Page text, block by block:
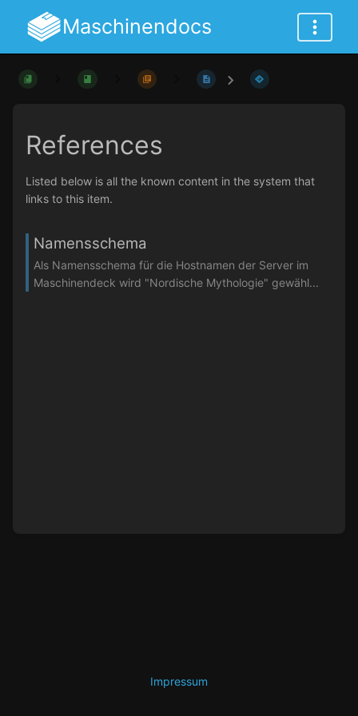
Maschinendocs
References
Listed below is all the known content in the system that
links to this item.
Namensschema
Als Namensschema für die Hostnamen der Server im
Maschinendeck wird "Nordische Mythologie" gewähl...
Impressum